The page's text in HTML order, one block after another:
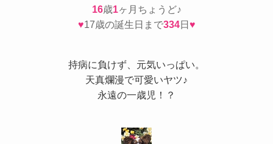
16歳1ヶ月ちょうど♪
♥17歳の誕生日まで334日♥
持病に負けず、元気いっぱい。
天真爛漫で可愛いヤツ♪
永遠の一歳児！？